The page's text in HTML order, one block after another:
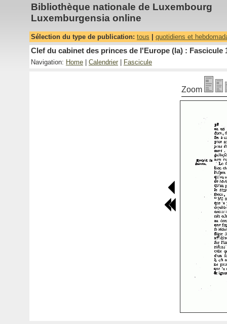
Bibliothèque nationale de Luxembourg
Luxemburgensia online
Sélection du type de publication: tous quotidiens et
Clef du cabinet des princes de l'Europe (la) : Fascicule
Navigation: Home Calendrier Fascicule
Zoom